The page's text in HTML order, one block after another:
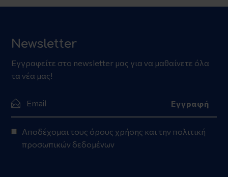
Newsletter
Εγγραφείτε στο newsletter μας για να μαθαίνετε όλα
τα νέα μας!
Αποδέχομαι τους όρους χρήσης και την πολιτική
προσωπικών δεδομένων